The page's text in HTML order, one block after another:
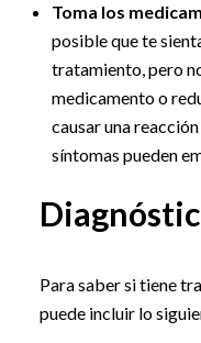
Toma los
posible que te
tratamiento, pero
medicamento o
causar una
síntomas pueden
Para saber si tiene
puede incluir lo